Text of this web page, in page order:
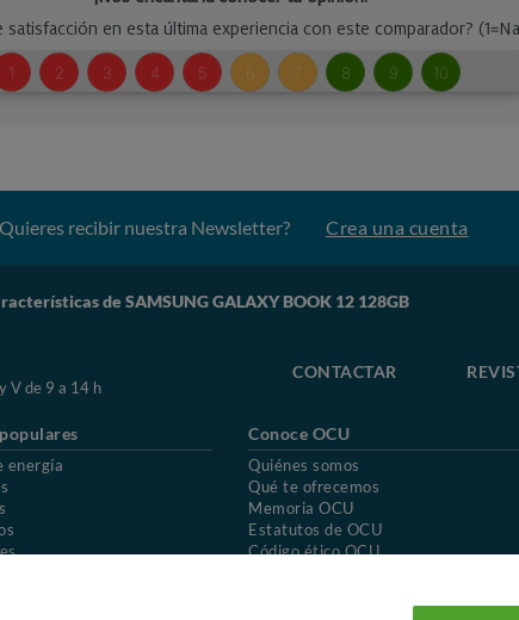
recibir nuestra Newsletter? Crea una cuenta
de SAMSUNG GALAXY BOOK 12 128GB
V de 9 a 14 h
CONTACTAR
energía
Conoce OCU
Quiénes somos
Qué te ofrecemos
Memoria OCU
Estatutos de OCU
Código ético OCU
Uso del nombre y de los signos de OCU